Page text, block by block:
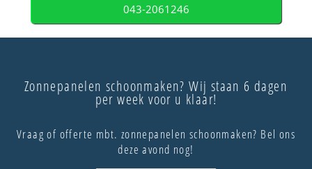
043-2061246
Zonnepanelen schoonmaken? Wij staan 6 dagen
per week voor u klaar!
Vraag of offerte mbt. zonnepanelen schoonmaken? Bel ons
deze avond nog!